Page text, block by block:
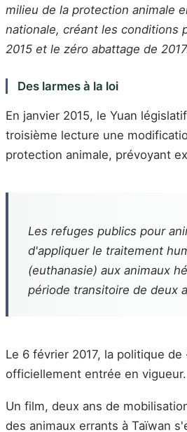
milieu de la protection animale
nationale, créant les conditions
2015 et le zéro abattage de
Des larmes à la loi
En janvier 2015, le Yuan
troisième lecture une
protection animale, prévoyant
Les refuges publics pour
d'appliquer le traitement
(euthanasie) aux animaux
période transitoire de deux
Le 6 février 2017, la politique
officiellement entrée en vigueur.
Un film, deux ans de
des animaux errants à Taïwan